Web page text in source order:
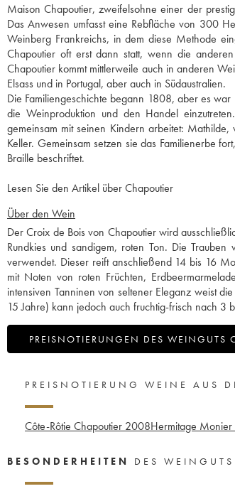
Maison Chapoutier, zweifelsohne einer der
Das Anwesen umfasst eine Rebfläche von 300
Weinberg Frankreichs, in dem diese Methode
Chapoutier oft erst dann statt, wenn die
Chapoutier kommt mittlerweile auch in anderen
Elsass und in Portugal, aber auch in Südaustralien.
Die Familiengeschichte begann 1808, aber es
die Weinproduktion und den Handel
gemeinsam mit seinen Kindern arbeitet:
Keller. Gemeinsam setzen sie das Familienerbe
Braille beschriftet.
Lesen Sie den Artikel über Chapoutier
Über den Wein
Der Croix de Bois von Chapoutier wird
Rundkies und sandigem, roten Ton. Die
verwendet. Dieser reift anschließend 14 bis 16
mit Noten von roten Früchten,
intensiven Tanninen von seltener Eleganz weist
15 Jahre) kann jedoch auch fruchtig-frisch nach 3
PREISNOTIERUNGEN DES WEINGUTS
PREISNOTIERUNG WEINE AUS
Côte-Rôtie Chapoutier 2008Hermitage Monier
BESONDERHEITEN DES